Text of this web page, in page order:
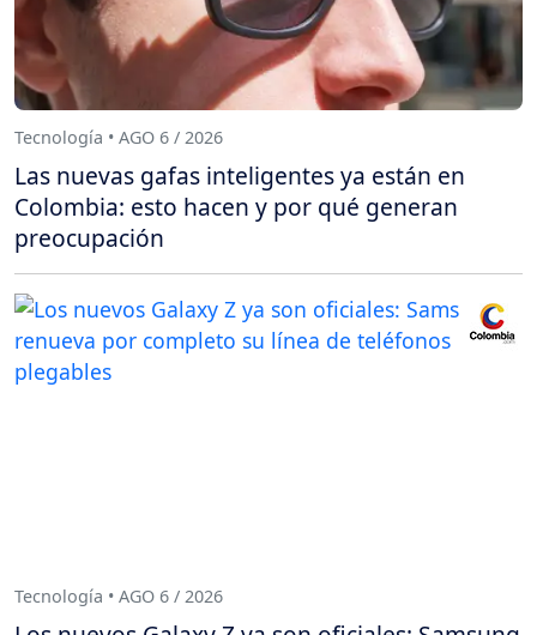
Tecnología • AGO 6 / 2026
Las nuevas gafas inteligentes ya están en
Colombia: esto hacen y por qué generan
preocupación
Tecnología • AGO 6 / 2026